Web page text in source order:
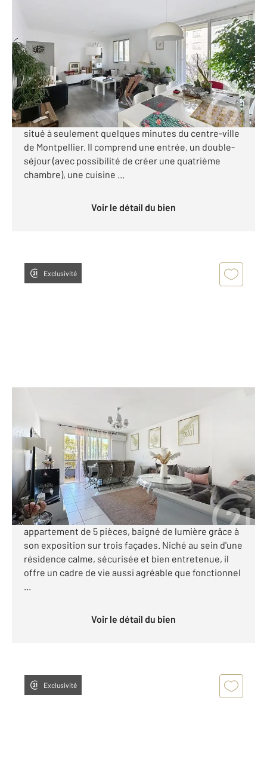
Appartement F4 à vendre
179 000 €
PRES D'ARENES ! Votre agence Century 21
Eurogestrim vous propose à la vente ce superbe T4,
situé à seulement quelques minutes du centre-ville
de Montpellier. Il comprend une entrée, un double-
séjour (avec possibilité de créer une quatrième
chambre), une cuisine ...
Voir le détail du bien
Exclusivité
90,40 m
Ref : 36814
Appartement F5 à vendre
265 000 €
Visiter le site dédié
MONTPELLIER SUD - Découvrez ce magnifique
appartement de 5 pièces, baigné de lumière grâce à
son exposition sur trois façades. Niché au sein d'une
résidence calme, sécurisée et bien entretenue, il
offre un cadre de vie aussi agréable que fonctionnel
...
Voir le détail du bien
Exclusivité